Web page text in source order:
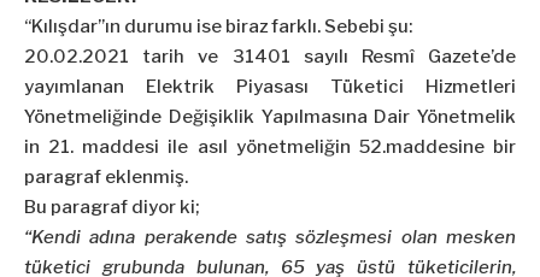
“Kılışdar”ın durumu ise biraz farklı. Sebebi şu:
20.02.2021 tarih ve 31401 sayılı Resmî Gazete’de
yayımlanan Elektrik Piyasası Tüketici Hizmetleri
Yönetmeliğinde Değişiklik Yapılmasına Dair Yönetmelik
in 21. maddesi ile asıl yönetmeliğin 52.maddesine bir
paragraf eklenmiş.
Bu paragraf diyor ki;
“Kendi adına perakende satış sözleşmesi olan mesken
tüketici grubunda bulunan, 65 yaş üstü tüketicilerin,